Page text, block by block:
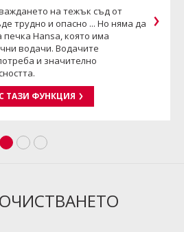
на тежък съд от
трудно и опасно ... Но няма да
печка Hansa, която има
водачи. Водачите
и значително
ТАЗИ ФУНКЦИЯ